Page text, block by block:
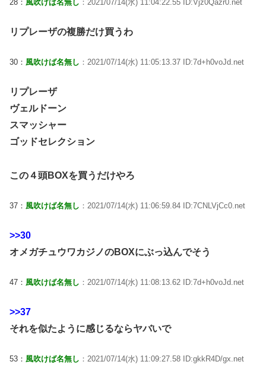
28： 風吹けば名無し ：2021/07/14(水) 11:04:22.55 ID:Vjz0Qazr0.net
リプレーザの複勝だけ買うわ
30： 風吹けば名無し ：2021/07/14(水) 11:05:13.37 ID:7d+h0voJd.net
リプレーザ
ヴェルドーン
スマッシャー
ゴッドセレクション
この４頭BOXを買うだけやろ
37： 風吹けば名無し ：2021/07/14(水) 11:06:59.84 ID:7CNLVjCc0.net
>>30
オメガチュウワカジノのBOXにぶっ込んでそう
47： 風吹けば名無し ：2021/07/14(水) 11:08:13.62 ID:7d+h0voJd.net
>>37
それを似たように感じるならヤバいで
53： 風吹けば名無し ：2021/07/14(水) 11:09:27.58 ID:gkkR4D/gx.net